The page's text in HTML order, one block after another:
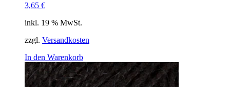
3,65 €
inkl. 19 % MwSt.
zzgl. Versandkosten
In den Warenkorb